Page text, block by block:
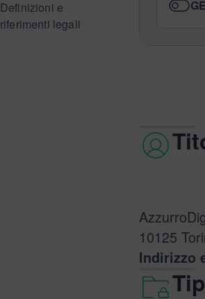
Definizioni e
riferimenti legali
10125
Indirizzo